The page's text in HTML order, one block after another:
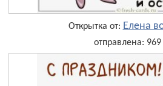
Открытка от: Елена
отправлена: 969